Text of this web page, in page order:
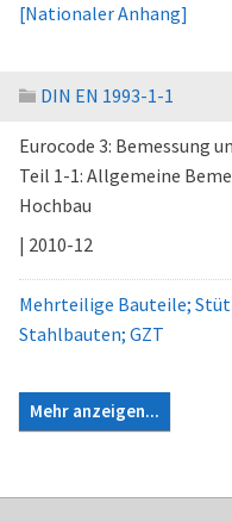
[Nationaler Anhang]
DIN EN 1993-1-1
Eurocode 3: Bemessung
Teil 1-1: Allgemeine
Hochbau
| 2010-12
Mehrteilige Bauteile;
Stahlbauten; GZT
Mehr anzeigen...